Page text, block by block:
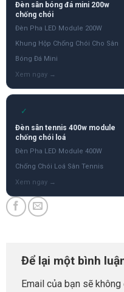
Đèn sân bóng đá mini 200w
chống chói
Đèn Pha LED Module 200W
Khung Hộp Chống Chói Cho Sân
Bóng Đá Mini
✓
Đèn sân tennis 400w module
chống chói loá
Đèn Pha LED Module 400W
Chống Chói Loá Sân Tennis
Để lại một bình
Email của bạn sẽ